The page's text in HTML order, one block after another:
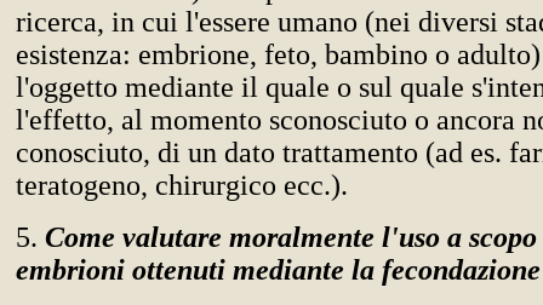
ricerca, in cui l'essere umano (nei diversi
esistenza: embrione, feto, bambino o
l'oggetto mediante il quale o sul quale
l'effetto, al momento sconosciuto o ancora
conosciuto, di un dato trattamento (ad es.
teratogeno, chirurgico ecc.).
5. Come valutare moralmente l'uso a
embrioni ottenuti mediante la